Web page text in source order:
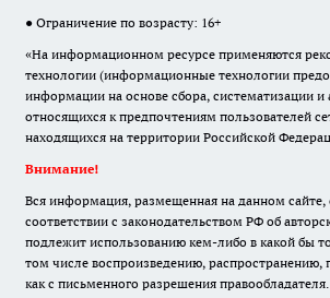
● Ограничение по возрасту: 16+
«На информационном ресурсе применяются
технологии (информационные технологии
информации на основе сбора, систематизации и
относящихся к предпочтениям пользователей
находящихся на территории Российской
Внимание!
Вся информация, размещенная на данном сайте,
соответствии с законодательством РФ об
подлежит использованию кем-либо в какой бы
том числе воспроизведению, распространению,
как с письменного разрешения правообладателя.